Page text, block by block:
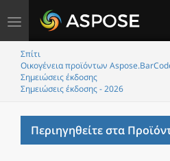
Toggle
Σπίτι
Οικογένεια προϊόντων
Σημειώσεις έκδοσης
Σημειώσεις έκδοσης - 2026
Περιηγηθείτε στα